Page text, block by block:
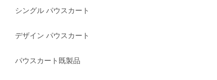
シングル パウスカート
デザイン パウスカート
パウスカート既製品